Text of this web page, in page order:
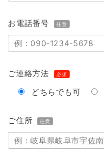
お電話番号 任意
ご連絡方法 必須
どちらでも可
ご住所 任意